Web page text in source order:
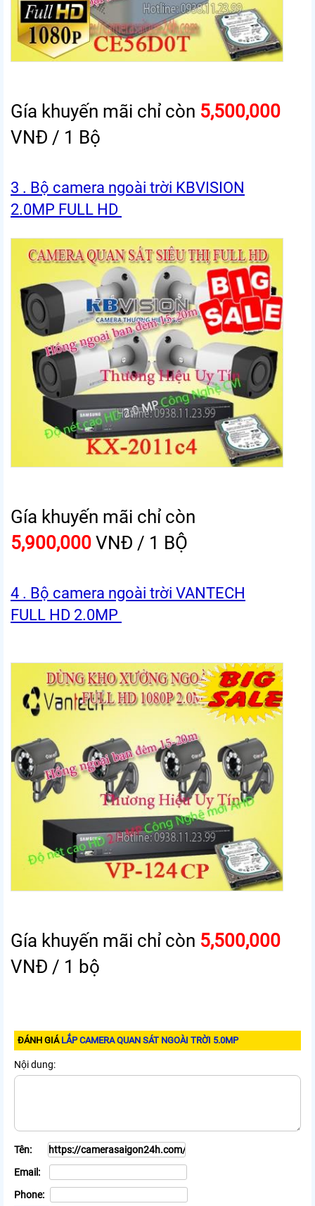
Gía khuyến mãi chỉ còn 5,500,000
VNĐ / 1 Bộ
3 . Bộ camera ngoài trời KBVISION
2.0MP FULL HD
Gía khuyến mãi chỉ còn
5,900,000 VNĐ / 1 BỘ
4 . Bộ camera ngoài trời VANTECH
FULL HD 2.0MP
Gía khuyến mãi chỉ còn 5,500,000
VNĐ / 1 bộ
ĐÁNH GIÁ LẮP CAMERA QUAN SÁT NGOÀI TRỜI 5.0MP
Nội dung:
Tên:
Email:
Phone: